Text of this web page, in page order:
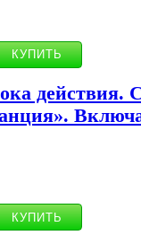
действия.